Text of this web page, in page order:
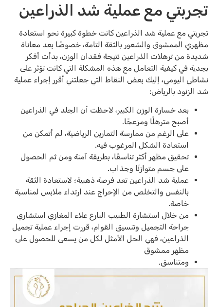
تجربتي مع عملية شد الذراعين
تجربتي مع عملية شد الذراعين كانت خطوة كبيرة نحو استعادة
مظهري الممشوق والشعور بالثقة التامة، خصوصًا بعد معاناة
شديدة من ترهلات الذراعين نتيجة فقدان الوزن، بدأت أفكر
بجدية في كيفية التعامل مع هذه المشكلة التي كانت تؤثر على
نشاطي اليومي، إليك بعض النقاط التي جعلتني أقرر إجراء عملية
شد الزنود بالرياض:
بعد خسارة الوزن الكبير، لاحظت أن الجلد في الذراعين
أصبح مترهلًا ومزعجًا.
على الرغم من ممارسة التمارين الرياضية، لم أتمكن من
استعادة الشكل المرغوب فيه.
تحقيق مظهر أكثر تناسقًا، بطريقة آمنة ومن ثم الحصول
على جسم متوازنًا وجذاب.
عملية شد الذراعين تعد فرصة ذهبية؛ لاستعادة الثقة
بالنفس والتخلص من الإحراج عند ارتداء ملابس لمناسبة
خاصة.
من خلال استشارة الطبيب البارع علاء المغازي استشاري
جراحة التجميل وتنسيق القوام، قررت إجراء عملية تجميل
الذراعين، فهي الحل الأمثل لكل من يسعى للحصول على
مظهر ممشوق
ومتناسق.